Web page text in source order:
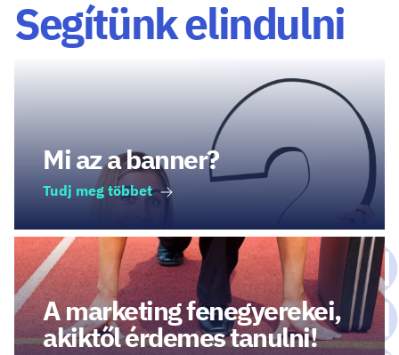
Segítünk elindulni
Mi az a banner?
Tudj meg többet
A marketing fenegyerekei,
akiktől érdemes tanulni!